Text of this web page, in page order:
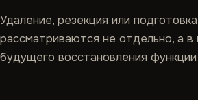
Удаление, резекция или
рассматриваются не отдельно, а в
будущего восстановления функции